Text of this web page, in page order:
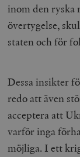
inom den ryska
övertygelse,
staten och för
Dessa insikter
redo att även
acceptera att
varför inga
möjliga. I ett